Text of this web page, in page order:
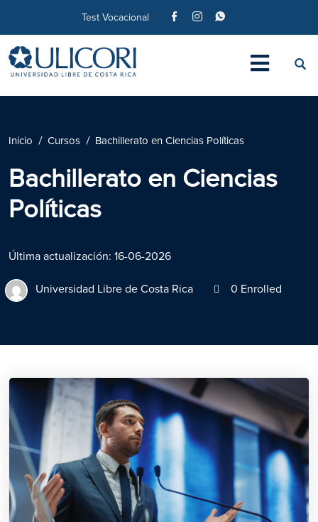
Test Vocacional
Inicio Cursos Bachillerato en Ciencias Políticas
Bachillerato en Ciencias
Políticas
Última actualización: 16-06-2026
Universidad Libre de Costa Rica 0 Enrolled